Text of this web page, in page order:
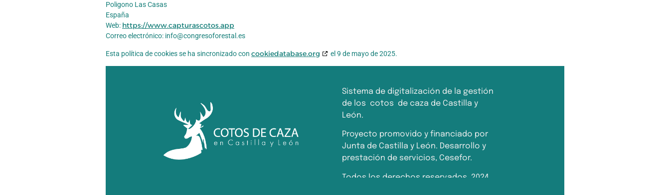
Poligono Las Casas
España
Web: https://www.capturascotos.app
Correo electrónico: info@congresoforestal.es
Esta política de cookies se ha sincronizado con cookiedatabase.org el 9 de mayo de 2025.
Sistema de digitalización de la gestión
de los cotos de caza de Castilla y
León.
Proyecto promovido y financiado por
Junta de Castilla y León. Desarrollo y
prestación de servicios, Cesefor.
Todos los derechos reservados. 2024.